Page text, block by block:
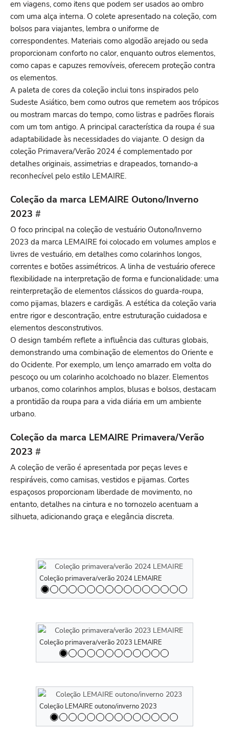
em viagens, como itens que podem ser usados ao ombro
com uma alça interna. O colete apresentado na coleção, com
bolsos para viajantes, lembra o uniforme de
correspondentes. Materiais como algodão arejado ou seda
proporcionam conforto no calor, enquanto outros elementos,
como capas e capuzes removíveis, oferecem proteção contra
os elementos.
A paleta de cores da coleção inclui tons inspirados pelo
Sudeste Asiático, bem como outros que remetem aos trópicos
ou mostram marcas do tempo, como listras e padrões florais
com um tom antigo. A principal característica da roupa é sua
adaptabilidade às necessidades do viajante. O design da
coleção Primavera/Verão 2024 é complementado por
detalhes originais, assimetrias e drapeados, tornando-a
reconhecível pelo estilo LEMAIRE.
Coleção da marca LEMAIRE Outono/Inverno
2023 #
O foco principal na coleção de vestuário Outono/Inverno
2023 da marca LEMAIRE foi colocado em volumes amplos e
livres de vestuário, em detalhes como colarinhos longos,
correntes e botões assimétricos. A linha de vestuário oferece
flexibilidade na interpretação de forma e funcionalidade: uma
reinterpretação de elementos clássicos do guarda-roupa,
como pijamas, blazers e cardigãs. A estética da coleção varia
entre rigor e descontração, entre estruturação cuidadosa e
elementos desconstrutivos.
O design também reflete a influência das culturas globais,
demonstrando uma combinação de elementos do Oriente e
do Ocidente. Por exemplo, um lenço amarrado em volta do
pescoço ou um colarinho acolchoado no blazer. Elementos
urbanos, como colarinhos amplos, blusas e bolsos, destacam
a prontidão da roupa para a vida diária em um ambiente
urbano.
Coleção da marca LEMAIRE Primavera/Verão
2023 #
A coleção de verão é apresentada por peças leves e
respiráveis, como camisas, vestidos e pijamas. Cortes
espaçosos proporcionam liberdade de movimento, no
entanto, detalhes na cintura e no tornozelo acentuam a
silhueta, adicionando graça e elegância discreta.
Coleção primavera/verão 2024 LEMAIRE
Coleção primavera/verão 2023 LEMAIRE
Coleção LEMAIRE outono/inverno 2023